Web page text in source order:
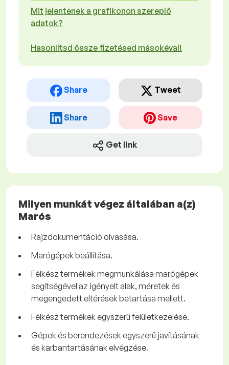
Mit jelentenek a grafikonon szereplő
adatok?
Hasonlítsd össze fizetésed másokéval!
Share Tweet
Share Save
Get link
Milyen munkát végez általában a(z)
Marós
Rajzdokumentáció olvasása.
Marógépek beállítása.
Félkész termékek megmunkálása marógépek
segítségével az igényelt alak, méretek és
megengedett eltérések betartása mellett.
Félkész termékek egyszerű felületkezelése.
Gépek és berendezések egyszerű javításának
és karbantartásának elvégzése.